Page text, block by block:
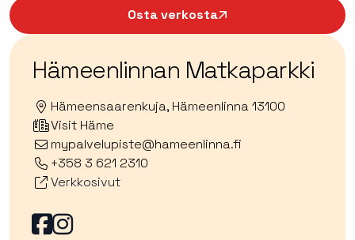
Osta verkosta
Hämeenlinnan Matkaparkki
Hämeensaarenkuja, Hämeenlinna 13100
Visit Häme
mypalvelupiste@hameenlinna.fi
+358 3 621 2310
Verkkosivut
Facebook
Facebook